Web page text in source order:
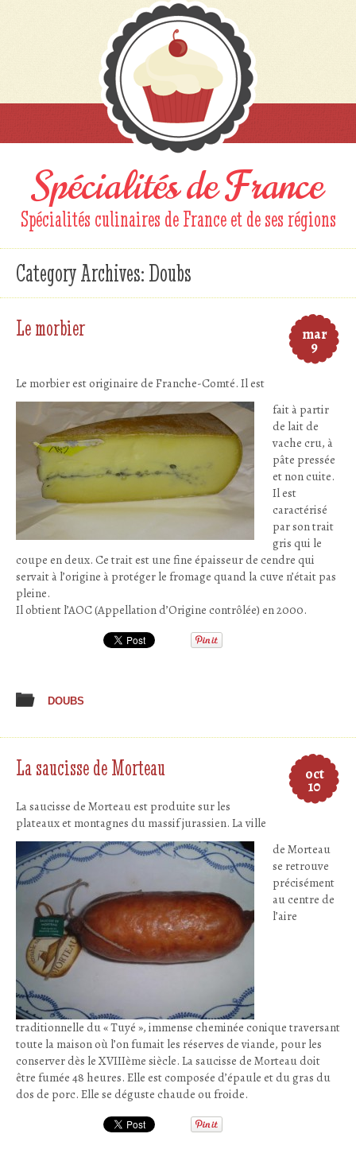
Spécialités de France
Spécialités culinaires de France et de ses régions
Category Archives:Doubs
mar
9
Le morbier
Le morbier est originaire de Franche-Comté. Il est
fait à partir
de lait de
vache cru, à
pâte pressée
et non cuite.
Il est
caractérisé
par son trait
gris qui le
coupe en deux. Ce trait est une fine épaisseur de cendre qui
servait à l’origine à protéger le fromage quand la cuve n’était pas
pleine.
Il obtient l’AOC (Appellation d’Origine contrôlée) en 2000.
DOUBS
oct
10
La saucisse de Morteau
La saucisse de Morteau est produite sur les
plateaux et montagnes du massif jurassien. La ville
de Morteau
se retrouve
précisément
au centre de
l’aire
traditionnelle du « Tuyé », immense cheminée conique traversant
toute la maison où l’on fumait les réserves de viande, pour les
conserver dès le XVIIIème siècle. La saucisse de Morteau doit
être fumée 48 heures. Elle est composée d’épaule et du gras du
dos de porc. Elle se déguste chaude ou froide.